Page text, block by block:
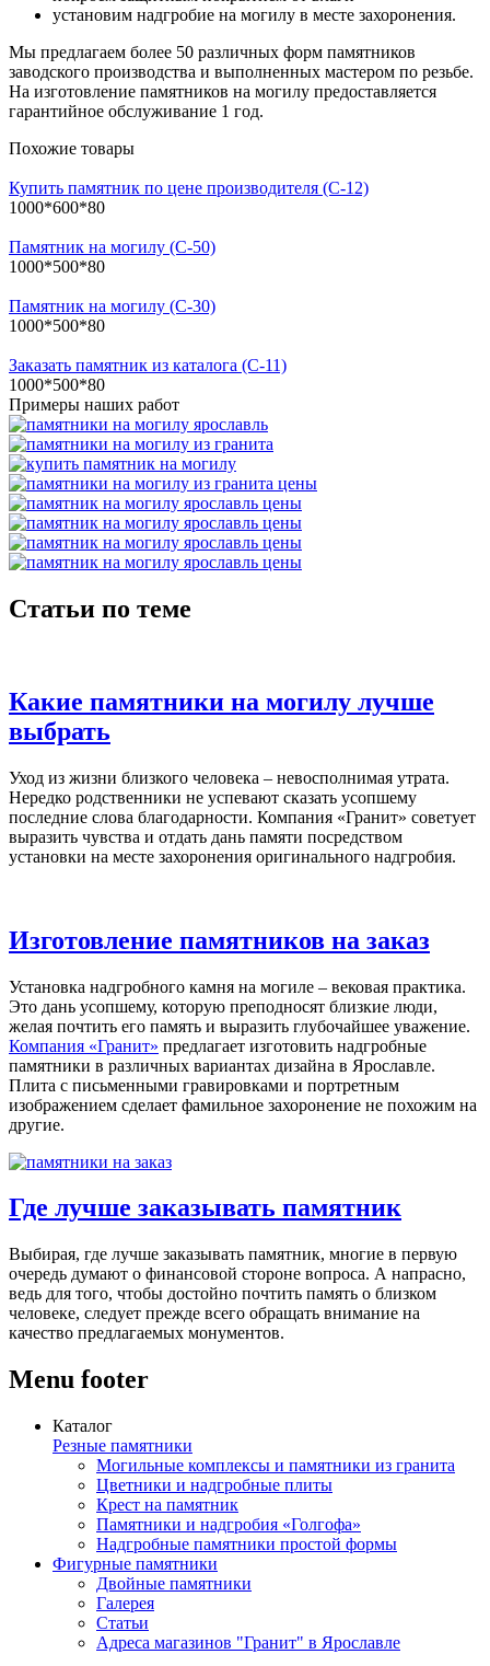
установим надгробие на могилу в месте захоронения.
Мы предлагаем более 50 различных форм памятников
заводского производства и выполненных мастером по резьбе.
На изготовление памятников на могилу предоставляется
гарантийное обслуживание 1 год.
Похожие товары
Купить памятник по цене производителя (С-12)
1000*600*80
Памятник на могилу (С-50)
1000*500*80
Памятник на могилу (С-30)
1000*500*80
Заказать памятник из каталога (С-11)
1000*500*80
Примеры наших работ
Статьи по теме
Какие памятники на могилу лучше
выбрать
Уход из жизни близкого человека – невосполнимая утрата.
Нередко родственники не успевают сказать усопшему
последние слова благодарности. Компания «Гранит» советует
выразить чувства и отдать дань памяти посредством
установки на месте захоронения оригинального надгробия.
Изготовление памятников на заказ
Установка надгробного камня на могиле – вековая практика.
Это дань усопшему, которую преподносят близкие люди,
желая почтить его память и выразить глубочайшее уважение.
Компания «Гранит» предлагает изготовить надгробные
памятники в различных вариантах дизайна в Ярославле.
Плита с письменными гравировками и портретным
изображением сделает фамильное захоронение не похожим на
другие.
Где лучше заказывать памятник
Выбирая, где лучше заказывать памятник, многие в первую
очередь думают о финансовой стороне вопроса. А напрасно,
ведь для того, чтобы достойно почтить память о близком
человеке, следует прежде всего обращать внимание на
качество предлагаемых монументов.
Menu footer
Каталог
Резные памятники
Могильные комплексы и памятники из гранита
Цветники и надгробные плиты
Крест на памятник
Памятники и надгробия «Голгофа»
Надгробные памятники простой формы
Фигурные памятники
Двойные памятники
Галерея
Статьи
Адреса магазинов "Гранит" в Ярославле